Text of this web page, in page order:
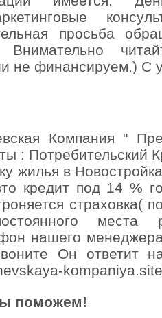
просьба
не финансируем.) С
Компания "
: Потребительский
жилья в
кредит под 14 %
места
нашего
Он ответит
поможем!